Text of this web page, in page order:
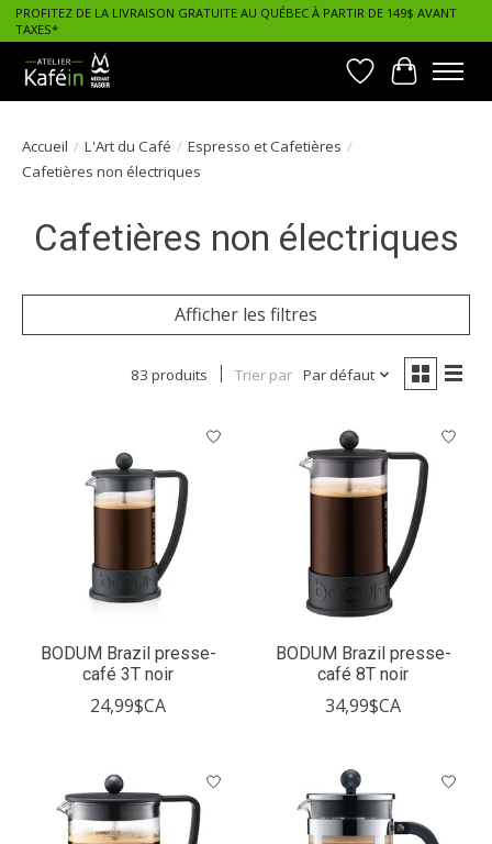
PROFITEZ DE LA LIVRAISON GRATUITE AU QUÉBEC À PARTIR DE 149$ AVANT
TAXES*
Liste dePanier
Accueil / L'Art du Café / Espresso et Cafetières /
Cafetières non électriques
Cafetières non électriques
Afficher les filtres
83 produits Trier par Par défaut
BODUM Brazil presse-
café 3T noir
24,99$CA
BODUM Brazil presse-
café 8T noir
34,99$CA